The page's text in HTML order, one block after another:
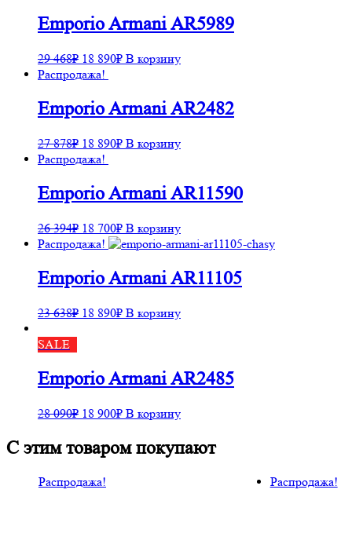
Emporio Armani AR5989
29 468₽ 18 890₽ В корзину
Распродажа!
Emporio Armani AR2482
27 878₽ 18 890₽ В корзину
Распродажа!
Emporio Armani AR11590
26 394₽ 18 700₽ В корзину
Распродажа!
Emporio Armani AR11105
23 638₽ 18 890₽ В корзину
SALE
Emporio Armani AR2485
28 090₽ 18 900₽ В корзину
С этим товаром покупают
Распродажа! Распродажа!